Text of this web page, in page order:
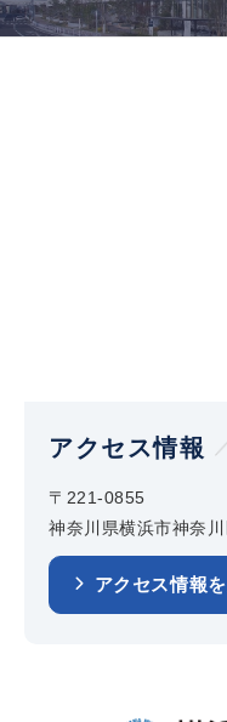
アクセス情報
〒221-0855
神奈川県横浜市神奈
アクセス情報